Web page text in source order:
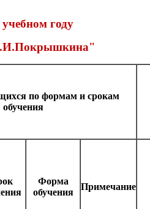
году
по формам и срокам
обучения
Форма
обучения
Примечание